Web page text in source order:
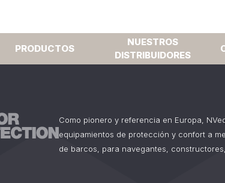
PRODUCTOS
NUESTROS
DISTRIBUIDORES
Como pionero y referencia en Europa,
equipamientos de protección y confort a
de barcos, para navegantes,